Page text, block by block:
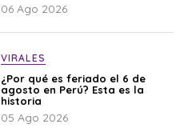
06 Ago 2026
VIRALES
¿Por qué es feriado el 6 de
agosto en Perú? Esta es la
historia
05 Ago 2026